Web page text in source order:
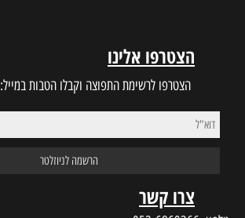
הצטרפו אלינו
הצטרפו לרשימת התפוצה וקבלו הטבות במייל:
צרו קשר